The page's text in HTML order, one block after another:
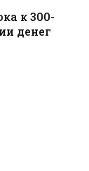
к 300-
денег